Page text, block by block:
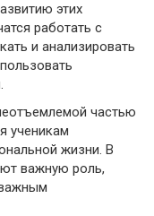
этих
работать с
и анализировать
частью
ученикам
жизни. В
важную роль,